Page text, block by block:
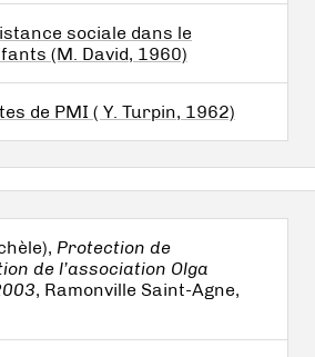
sociale dans le
(M. David, 1960)
de PMI ( Y. Turpin, 1962)
Protection de
de l’association Olga
, Ramonville Saint-Agne,